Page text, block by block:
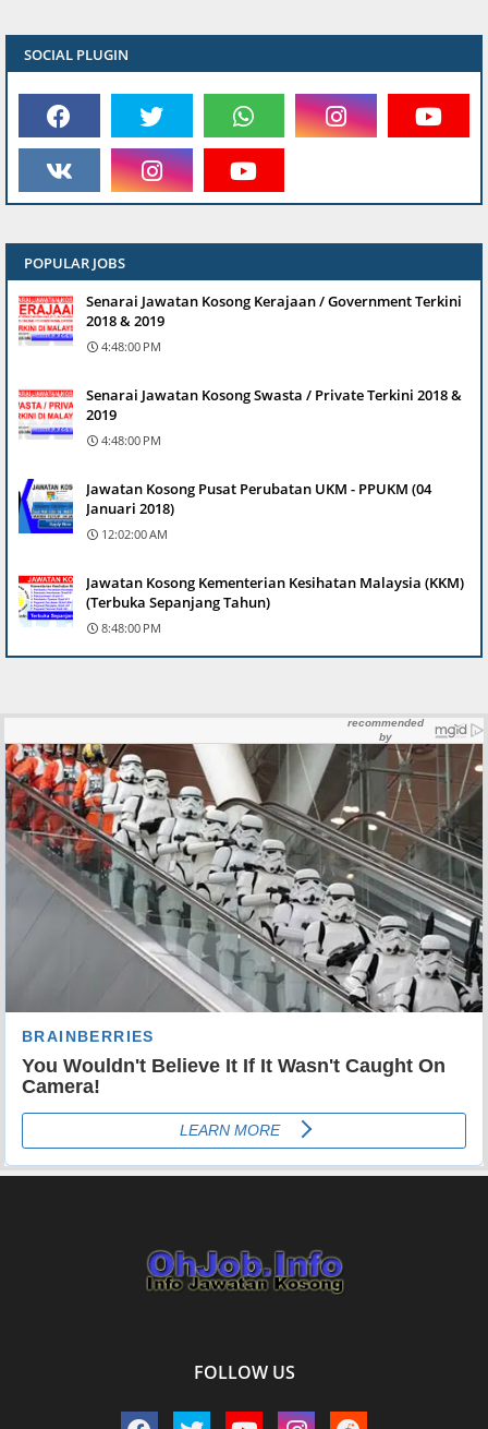
SOCIAL PLUGIN
POPULAR JOBS
Senarai Jawatan Kosong Kerajaan / Government Terkini
2018 & 2019
4:48:00 PM
Senarai Jawatan Kosong Swasta / Private Terkini 2018 &
2019
4:48:00 PM
Jawatan Kosong Pusat Perubatan UKM - PPUKM (04
Januari 2018)
12:02:00 AM
Jawatan Kosong Kementerian Kesihatan Malaysia (KKM)
(Terbuka Sepanjang Tahun)
8:48:00 PM
FOLLOW US